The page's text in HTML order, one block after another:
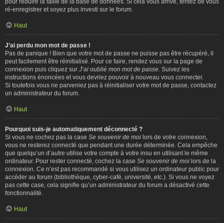
ré-enregistrer et soyez plus investi sur le forum.
Haut
J’ai perdu mon mot de passe !
Pas de panique ! Bien que votre mot de passe ne puisse pas être récupéré, il
peut facilement être réinitialisé. Pour ce faire, rendez vous sur la page de
connexion puis cliquez sur J’ai oublié mon mot de passe . Suivez les
instructions énoncées et vous devriez pouvoir à nouveau vous connecter.
Si toutefois vous ne parveniez pas à réinitialiser votre mot de passe, contactez
un administrateur du forum.
Haut
Pourquoi suis-je automatiquement déconnecté ?
Si vous ne cochez pas la case Se souvenir de moi lors de votre connexion,
vous ne resterez connecté que pendant une durée déterminée. Cela empêche
que quelqu’un d’autre utilise votre compte à votre insu en utilisant le même
ordinateur. Pour rester connecté, cochez la case Se souvenir de moi lors de la
connexion. Ce n’est pas recommandé si vous utilisez un ordinateur public pour
accéder au forum (bibliothèque, cyber-café, université, etc.). Si vous ne voyez
pas cette case, cela signifie qu’un administrateur du forum a désactivé cette
fonctionnalité.
Haut